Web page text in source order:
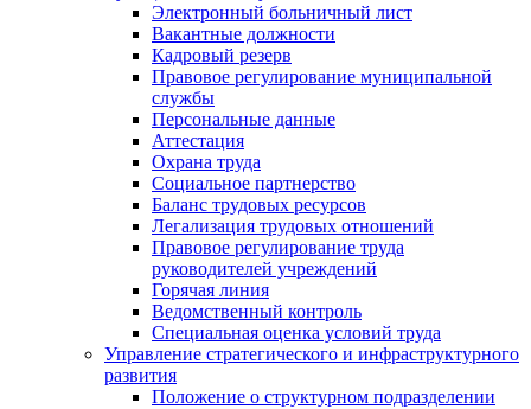
Электронный больничный лист
Вакантные должности
Кадровый резерв
Правовое регулирование муниципальной
службы
Персональные данные
Аттестация
Охрана труда
Социальное партнерство
Баланс трудовых ресурсов
Легализация трудовых отношений
Правовое регулирование труда
руководителей учреждений
Горячая линия
Ведомственный контроль
Специальная оценка условий труда
Управление стратегического и инфраструктурного
развития
Положение о структурном подразделении